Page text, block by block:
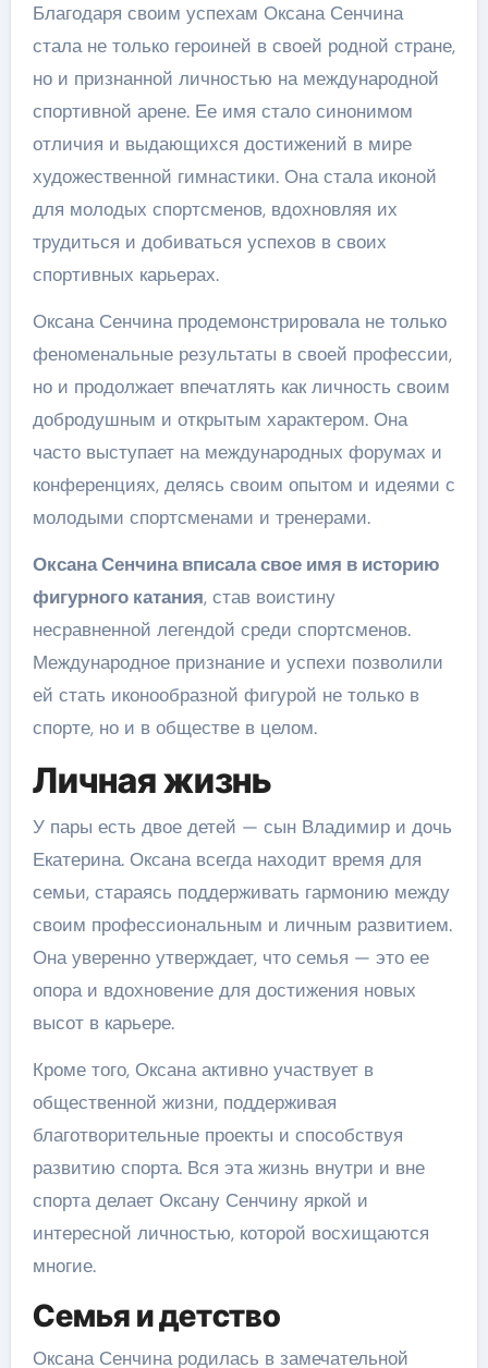
Благодаря своим успехам Оксана Сенчина
стала не только героиней в своей родной стране,
но и признанной личностью на международной
спортивной арене. Ее имя стало синонимом
отличия и выдающихся достижений в мире
художественной гимнастики. Она стала иконой
для молодых спортсменов, вдохновляя их
трудиться и добиваться успехов в своих
спортивных карьерах.
Оксана Сенчина продемонстрировала не только
феноменальные результаты в своей профессии,
но и продолжает впечатлять как личность своим
добродушным и открытым характером. Она
часто выступает на международных форумах и
конференциях, делясь своим опытом и идеями с
молодыми спортсменами и тренерами.
Оксана Сенчина вписала свое имя в историю
фигурного катания, став воистину
несравненной легендой среди спортсменов.
Международное признание и успехи позволили
ей стать иконообразной фигурой не только в
спорте, но и в обществе в целом.
Личная жизнь
У пары есть двое детей — сын Владимир и дочь
Екатерина. Оксана всегда находит время для
семьи, стараясь поддерживать гармонию между
своим профессиональным и личным развитием.
Она уверенно утверждает, что семья — это ее
опора и вдохновение для достижения новых
высот в карьере.
Кроме того, Оксана активно участвует в
общественной жизни, поддерживая
благотворительные проекты и способствуя
развитию спорта. Вся эта жизнь внутри и вне
спорта делает Оксану Сенчину яркой и
интересной личностью, которой восхищаются
многие.
Семья и детство
Оксана Сенчина родилась в замечательной